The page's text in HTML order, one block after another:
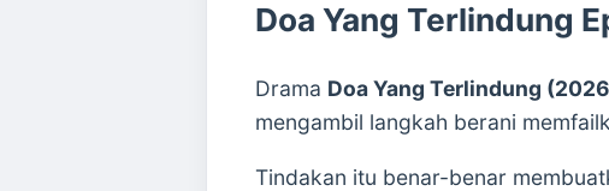
Doa Yang Terlindung
Drama Doa Yang Terlindung
mengambil langkah berani
Tindakan itu benar-benar